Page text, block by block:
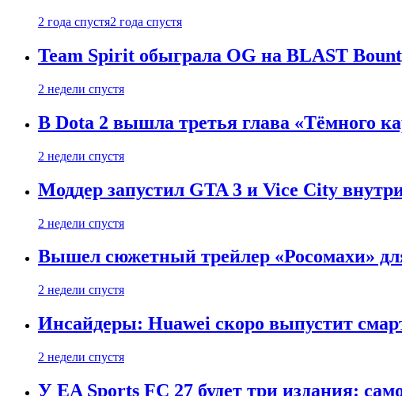
2 года спустя2 года спустя
Team Spirit обыграла OG на BLAST
2 недели спустя
В Dota 2 вышла третья глава «Тёмного
2 недели спустя
Моддер запустил GTA 3 и Vice City
2 недели спустя
Вышел сюжетный трейлер «Росомахи»
2 недели спустя
Инсайдеры: Huawei скоро выпустит
2 недели спустя
У EA Sports FC 27 будет три издания: